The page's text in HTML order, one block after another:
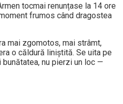
tocmai renunțase la 14 ore
frumos când dragostea
mai zgomotos, mai strâmt,
o căldură liniștită. Se uita pe
bunătatea, nu pierzi un loc —